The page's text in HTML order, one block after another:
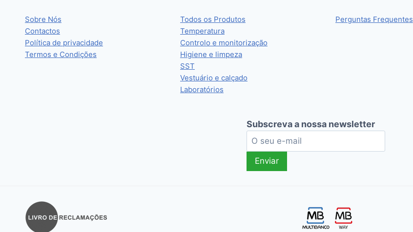
Sobre Nós
Contactos
Política de privacidade
Termos e Condições
Todos os Produtos
Temperatura
Controlo e monitorização
Higiene e limpeza
SST
Vestuário e calçado
Laboratórios
Perguntas Frequentes
Subscreva a nossa newsletter